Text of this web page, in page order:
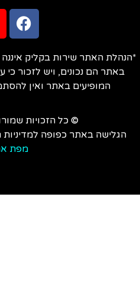
האתר שירות בקליק איננה
באתר הם נכונים, ויש לזכור כי
המופיעים באתר ואין
© כל הזכויות שמורות
הגלישה באתר כפופה
מפת